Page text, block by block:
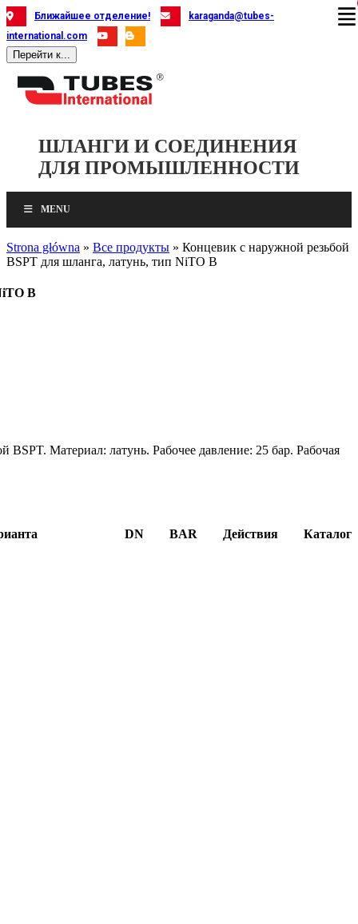
Skip
to
content
Ближайшее отделение!
karaganda@tubes-
international.com
Перейти к...
ШЛАНГИ И СОЕДИНЕНИЯ
ДЛЯ ПРОМЫШЛЕННОСТИ
MENU
Strona główna » Все продукты » Концевик с наружной резьбой
BSPT для шланга, латунь, тип NiTO B
B
Материал: латунь. Рабочее давление: 25 бар. Рабочая
DN BAR Действия Каталог